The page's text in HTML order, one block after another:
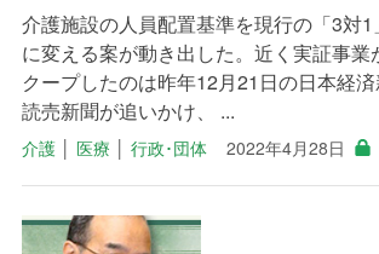
介護施設の人員配置基準を現行の「3対1
に変える案が動き出した。近く実証事業
クープしたのは昨年12月21日の日本経
読売新聞が追いかけ、 ...
介護│ 医療 │ 行政･団体 2022年4月28日